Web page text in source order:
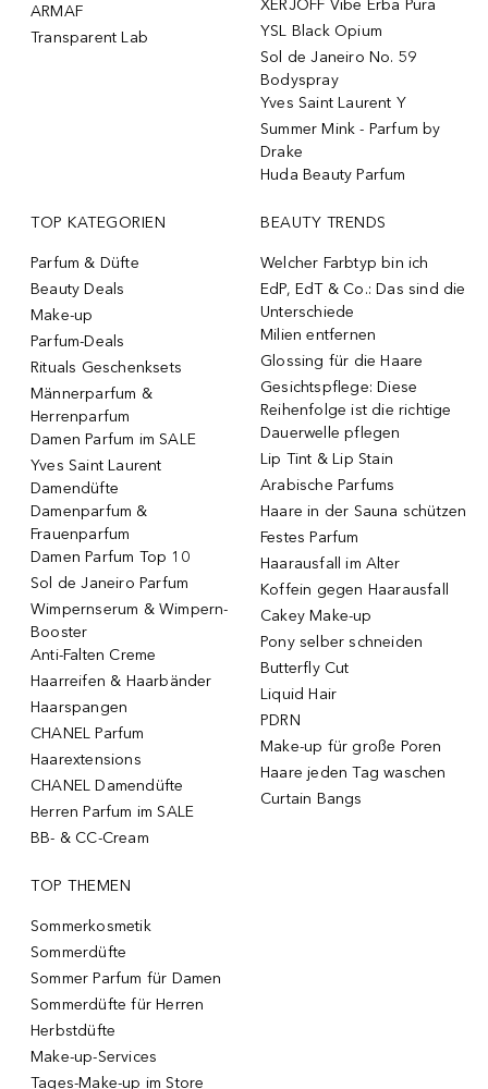
ARMAF
Transparent Lab
XERJOFF Vibe Erba Pura
YSL Black Opium
Sol de Janeiro No. 59
Bodyspray
Yves Saint Laurent Y
Summer Mink - Parfum by
Drake
Huda Beauty Parfum
TOP KATEGORIEN
Parfum & Düfte
Beauty Deals
Make-up
Parfum-Deals
Rituals Geschenksets
Männerparfum &
Herrenparfum
Damen Parfum im SALE
Yves Saint Laurent
Damendüfte
Damenparfum &
Frauenparfum
Damen Parfum Top 10
Sol de Janeiro Parfum
Wimpernserum & Wimpern-
Booster
Anti-Falten Creme
Haarreifen & Haarbänder
Haarspangen
CHANEL Parfum
Haarextensions
CHANEL Damendüfte
Herren Parfum im SALE
BB- & CC-Cream
BEAUTY TRENDS
Welcher Farbtyp bin ich
EdP, EdT & Co.: Das sind die
Unterschiede
Milien entfernen
Glossing für die Haare
Gesichtspflege: Diese
Reihenfolge ist die richtige
Dauerwelle pflegen
Lip Tint & Lip Stain
Arabische Parfums
Haare in der Sauna schützen
Festes Parfum
Haarausfall im Alter
Koffein gegen Haarausfall
Cakey Make-up
Pony selber schneiden
Butterfly Cut
Liquid Hair
PDRN
Make-up für große Poren
Haare jeden Tag waschen
Curtain Bangs
TOP THEMEN
Sommerkosmetik
Sommerdüfte
Sommer Parfum für Damen
Sommerdüfte für Herren
Herbstdüfte
Make-up-Services
Tages-Make-up im Store